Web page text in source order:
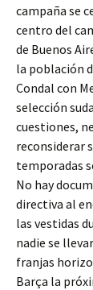
campaña se
centro del
de Buenos
la población
Condal con
selección
cuestiones,
reconsiderar
temporadas
No hay
directiva al
las vestidas
nadie se
franjas
Barça la